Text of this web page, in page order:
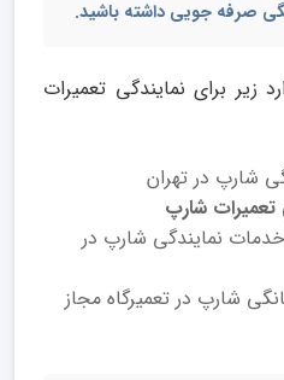
صرفه جویی داشته باشید.
زیر برای نمایندگی تعمیرات
شارپ در تهران
تعمیرات شارپ
نمایندگی شارپ در
شارپ در تعمیرگاه مجاز